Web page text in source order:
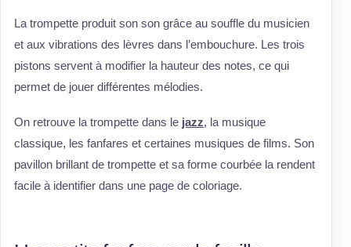
La trompette produit son son grâce au souffle du musicien
et aux vibrations des lèvres dans l’embouchure. Les trois
pistons servent à modifier la hauteur des notes, ce qui
permet de jouer différentes mélodies.
On retrouve la trompette dans le jazz, la musique
classique, les fanfares et certaines musiques de films. Son
pavillon brillant de trompette et sa forme courbée la rendent
facile à identifier dans une page de coloriage.